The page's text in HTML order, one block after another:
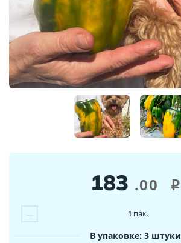
183 .00 i
− 1 пак.
В упаковке: 3 штуки